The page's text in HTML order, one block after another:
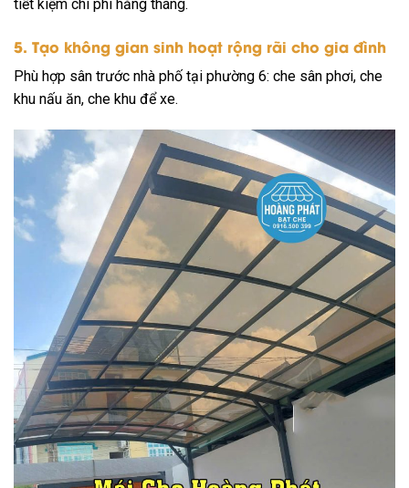
tiết kiệm chi phí hằng tháng.
5. Tạo không gian sinh hoạt rộng rãi cho gia đình
Phù hợp sân trước nhà phố tại phường 6: che sân phơi, che
khu nấu ăn, che khu để xe.